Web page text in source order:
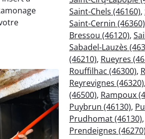
Saint-Chels (46160),
Saint-Cernin (46360)
Bressou (46120),
Sabadel-Lauzès
(46210), Rueyres
Rouffilhac (46300),
Reyrevignes (46320),
(46500), Rampoux
Puybrun (46130),
Prudhomat (46130),
Prendeignes (46270)